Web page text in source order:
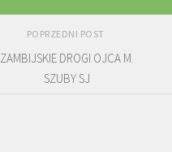
POPRZEDNI POST
ZAMBIJSKIE DROGI OJCA M.
SZUBY SJ